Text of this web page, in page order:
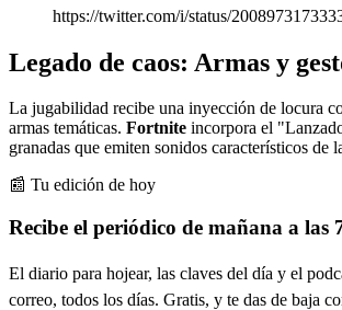
https://twitter.com/i/status/
Legado de caos: Armas y
La jugabilidad recibe una inyección de locura
armas temáticas. Fortnite incorpora el
granadas que emiten sonidos característicos de
📰 Tu edición de hoy
Recibe el periódico de mañana a las
El diario para hojear, las claves del día y el
correo, todos los días. Gratis, y te das de baja